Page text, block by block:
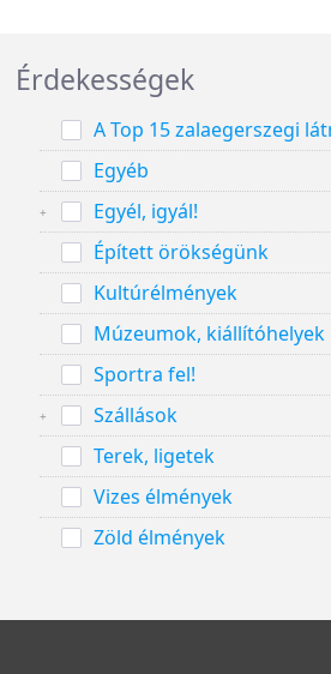
Érdekességek
A Top 15 zalaegerszegi
Egyéb
Egyél, igyál!
Épített örökségünk
Kultúrélmények
Múzeumok, kiállítóhelyek
Sportra fel!
Szállások
Terek, ligetek
Vizes élmények
Zöld élmények